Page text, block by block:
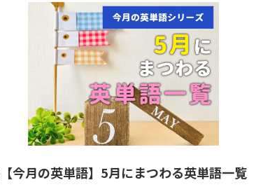
【今月の英単語】5月にまつわる英単語一覧